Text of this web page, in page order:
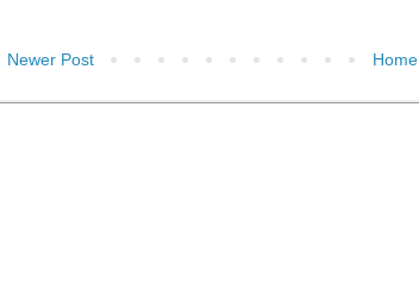
Newer Post Home